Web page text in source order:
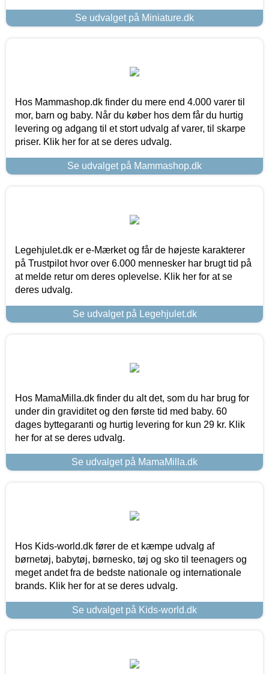
Se udvalget på Miniature.dk
Hos Mammashop.dk finder du mere end 4.000 varer til
mor, barn og baby. Når du køber hos dem får du hurtig
levering og adgang til et stort udvalg af varer, til skarpe
priser. Klik her for at se deres udvalg.
Se udvalget på Mammashop.dk
Legehjulet.dk er e-Mærket og får de højeste karakterer
på Trustpilot hvor over 6.000 mennesker har brugt tid på
at melde retur om deres oplevelse. Klik her for at se
deres udvalg.
Se udvalget på Legehjulet.dk
Hos MamaMilla.dk finder du alt det, som du har brug for
under din graviditet og den første tid med baby. 60
dages byttegaranti og hurtig levering for kun 29 kr. Klik
her for at se deres udvalg.
Se udvalget på MamaMilla.dk
Hos Kids-world.dk fører de et kæmpe udvalg af
børnetøj, babytøj, børnesko, tøj og sko til teenagers og
meget andet fra de bedste nationale og internationale
brands. Klik her for at se deres udvalg.
Se udvalget på Kids-world.dk